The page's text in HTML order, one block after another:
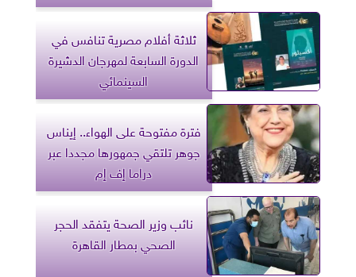
ثلاثة أفلام مصرية تنافس في
الدورة السابعة لمهرجان الدشيرة
السينمائي
فترة مفتوحة على الهواء.. إيناس
جوهر تلتقي جمهورها مجددا عبر
دراما إف إم
نائب وزير الصحة يتفقد الحجر
الصحي بمطار القاهرة